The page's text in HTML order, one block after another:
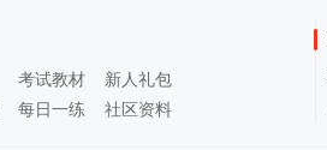
考试教材
新人礼包
每日一练 社区资料